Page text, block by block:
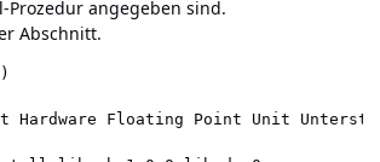
angegeben sind.
Abschnitt.
Hardware Floating Point Unit